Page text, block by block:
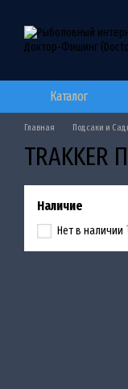
Каталог
Главная Подсаки и
TRAKKER
Наличие
Нет в наличии 1